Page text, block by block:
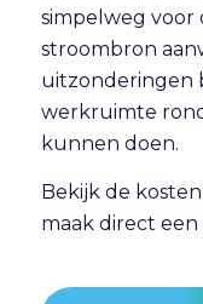
simpelweg voor
stroombron
uitzonderingen
werkruimte
kunnen doen.
Bekijk de
maak direct een